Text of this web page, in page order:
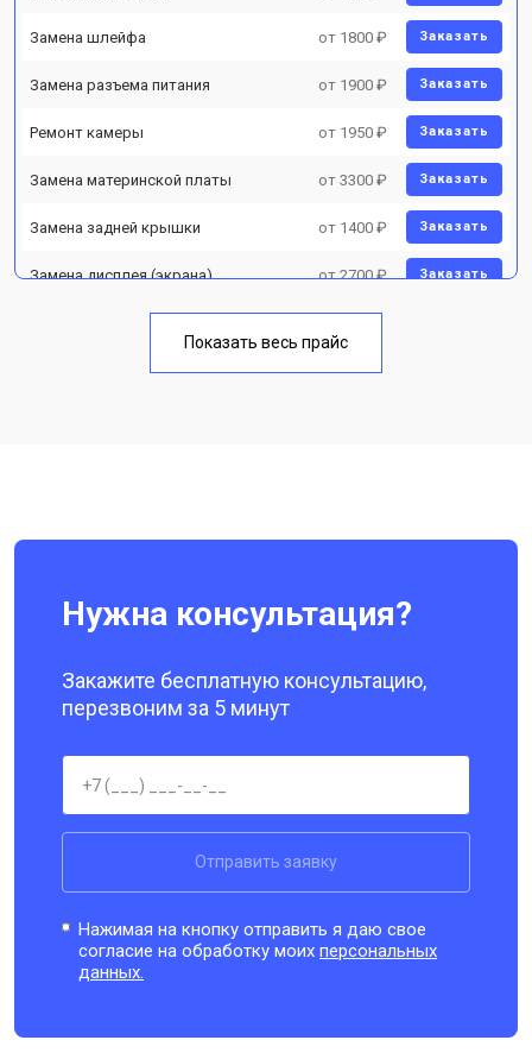
Замена шлейфа от 1800 ₽ Заказать
Замена разъема питания от 1900 ₽ Заказать
Ремонт камеры от 1950 ₽ Заказать
Замена материнской платы от 3300 ₽ Заказать
Замена задней крышки от 1400 ₽ Заказать
Замена дисплея (экрана) от 2700 ₽ Заказать
Замена кнопки включения от 1750 ₽
Показать весь прайс
Нужна консультация?
Закажите бесплатную консультацию,
перезвоним за 5 минут
Отправить заявку
Нажимая на кнопку отправить я даю свое
согласие на обработку моихперсональных
данных.